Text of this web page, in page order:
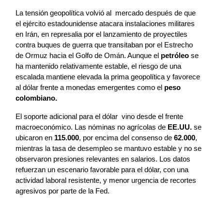
La tensión geopolítica volvió al  mercado después de que
el ejército estadounidense atacara instalaciones militares
en Irán, en represalia por el lanzamiento de proyectiles
contra buques de guerra que transitaban por el Estrecho
de Ormuz hacia el Golfo de Omán. Aunque el petróleo se
ha mantenido relativamente estable, el riesgo de una
escalada mantiene elevada la prima geopolítica y favorece
al dólar frente a monedas emergentes como el peso
colombiano.
El soporte adicional para el dólar  vino desde el frente
macroeconómico. Las nóminas no agrícolas de EE.UU. se
ubicaron en 115.000, por encima del consenso de 62.000,
mientras la tasa de desempleo se mantuvo estable y no se
observaron presiones relevantes en salarios. Los datos
refuerzan un escenario favorable para el dólar, con una
actividad laboral resistente, y menor urgencia de recortes
agresivos por parte de la Fed.